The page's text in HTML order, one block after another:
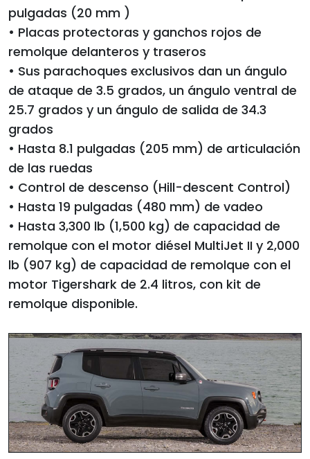
pulgadas (20 mm )
• Placas protectoras y ganchos rojos de
remolque delanteros y traseros
• Sus parachoques exclusivos dan un ángulo
de ataque de 3.5 grados, un ángulo ventral de
25.7 grados y un ángulo de salida de 34.3
grados
• Hasta 8.1 pulgadas (205 mm) de articulación
de las ruedas
• Control de descenso (Hill-descent Control)
• Hasta 19 pulgadas (480 mm) de vadeo
• Hasta 3,300 lb (1,500 kg) de capacidad de
remolque con el motor diésel MultiJet II y 2,000
lb (907 kg) de capacidad de remolque con el
motor Tigershark de 2.4 litros, con kit de
remolque disponible.